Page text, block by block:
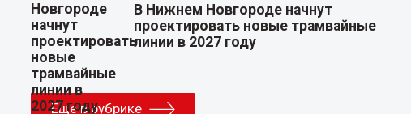
В Нижнем Новгороде начнут
проектировать новые трамвайные
линии в 2027 году
Еще в рубрике